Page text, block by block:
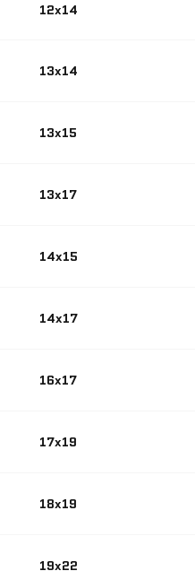
12x14
13x14
13x15
13x17
14x15
14x17
16x17
17x19
18x19
19x22